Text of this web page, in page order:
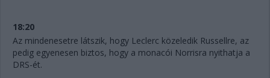
18:20
Az mindenesetre látszik, hogy Leclerc közeledik Russellre, az
pedig egyenesen biztos, hogy a monacói Norrisra nyithatja a
DRS-ét.